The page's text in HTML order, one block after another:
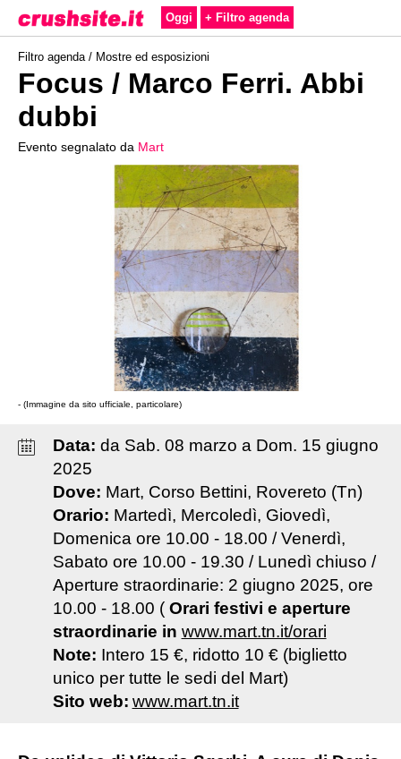
Oggi + Filtro agenda
Filtro agenda / Mostre ed esposizioni
Focus / Marco Ferri. Abbi
dubbi
Evento segnalato da Mart
- (Immagine da sito ufficiale, particolare)
Data: da Sab. 08 marzo a Dom. 15 giugno
2025
Dove: Mart, Corso Bettini, Rovereto (Tn)
Orario: Martedì, Mercoledì, Giovedì,
Domenica ore 10.00 - 18.00 / Venerdì,
Sabato ore 10.00 - 19.30 / Lunedì chiuso /
Aperture straordinarie: 2 giugno 2025, ore
10.00 - 18.00 ( Orari festivi e aperture
straordinarie in www.mart.tn.it/orari
Note: Intero 15 €, ridotto 10 € (biglietto
unico per tutte le sedi del Mart)
Sito web: www.mart.tn.it